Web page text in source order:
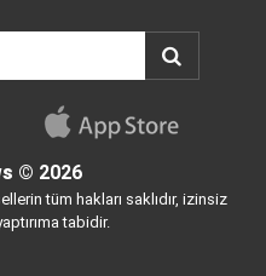
© 2026
tüm hakları saklıdır, izinsiz
tabidir.